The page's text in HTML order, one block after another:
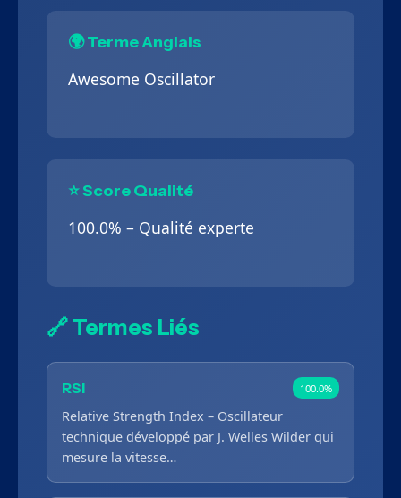
🌍 Terme Anglais
Awesome Oscillator
⭐ Score Qualité
100.0% – Qualité experte
🔗 Termes Liés
RSI 100.0%
Relative Strength Index – Oscillateur
technique développé par J. Welles Wilder qui
mesure la vitesse…